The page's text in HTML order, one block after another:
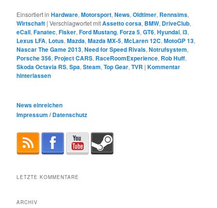
Einsortiert in Hardware,Motorsport,News,Oldtimer, Rennsims,
Wirtschaft |Verschlagwortet mitAssetto corsa, BMW, DriveClub,
eCall,Fanatec,Fisker,Ford Mustang,Forza 5,GT6,Hyundai,i3,
Lexus LFA, Lotus,Mazda,Mazda MX-5,McLaren 12C,MotoGP 13,
Nascar The Game 2013,Need for Speed Rivals,Notrufsystem,
Porsche 356, Project CARS, RaceRoomExperience, Rob Huff,
Skoda Octavia RS,Spa,Steam,Top Gear,TVR |Kommentar
hinterlassen
News einreichen
Impressum / Datenschutz
LETZTE KOMMENTARE
ARCHIV